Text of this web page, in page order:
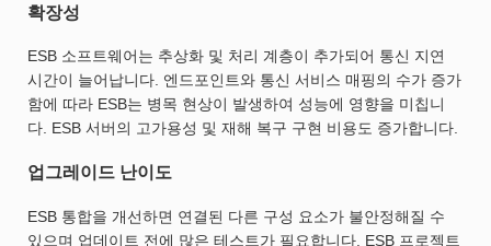
확장성
ESB 소프트웨어는 추상화 및 처리 계층이 추가되어 통신 지연
시간이 늘어납니다. 엔드포인트와 통신 서비스 매핑의 수가 증가
함에 따라 ESB는 병목 현상이 발생하여 성능에 영향을 미칩니
다. ESB 서버의 고가용성 및 재해 복구 구현 비용도 증가합니다.
업그레이드 난이도
ESB 통합을 개선하면 연결된 다른 구성 요소가 불안정해질 수
있으며 업데이트 전에 많은 테스트가 필요합니다. ESB 프로젝트